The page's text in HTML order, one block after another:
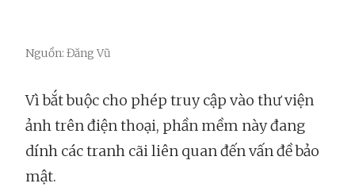
Nguồn: Đăng Vũ
Vì bắt buộc cho phép truy cập vào thư viện
ảnh trên điện thoại, phần mềm này đang
dính các tranh cãi liên quan đến vấn đề bảo
mật.